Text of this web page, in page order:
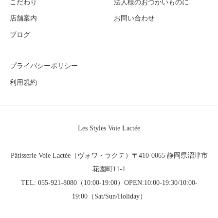
こだわり
店舗案内
ブログ
法人様のおつかいものに
お問い合わせ
プライバシーポリシー
利用規約
Les Styles Voie Lactée
Pâtisserie Voie Lactée（ヴォワ・ラクテ）〒410-0065 静岡県沼津市
花園町11-1
TEL: 055-921-8080（10:00-19:00）OPEN:10:00-19:30/10:00-
19:00（Sat/Sun/Holiday）